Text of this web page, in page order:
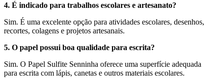
4. É indicado para trabalhos escolares e artesanato?
Sim. É uma excelente opção para atividades escolares, desenhos,
recortes, colagens e projetos artesanais.
5. O papel possui boa qualidade para escrita?
Sim. O Papel Sulfite Senninha oferece uma superfície adequada
para escrita com lápis, canetas e outros materiais escolares.